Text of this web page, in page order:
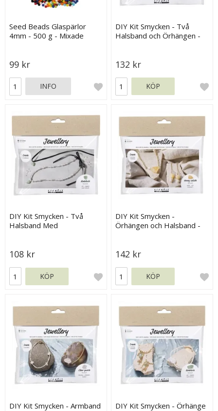
Seed Beads Glaspärlor
4mm - 500 g - Mixade
99 kr
INFO
DIY Kit Smycken - Två
Halsband och Örhängen -
132 kr
KÖP
DIY Kit Smycken - Två
Halsband Med
108 kr
KÖP
DIY Kit Smycken -
Örhängen och Halsband -
142 kr
KÖP
DIY Kit Smycken - Armband
DIY Kit Smycken - Örhänge